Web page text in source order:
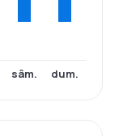
sâm. dum.